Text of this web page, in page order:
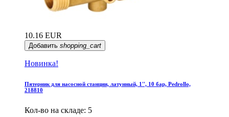
10.16 EUR
Добавить shopping_cart
Новинка!
Пятерник для насосной станции, латунный, 1'', 10 бар, Pedrollo,
218810
Кол-во на складе: 5